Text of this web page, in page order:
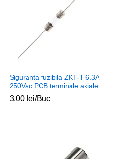
Siguranta fuzibila ZKT-T 6.3A
250Vac PCB terminale axiale
3,00 lei/Buc